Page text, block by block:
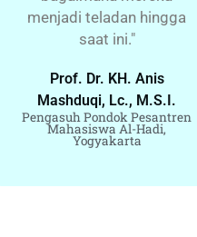
menjadi teladan hingga
saat ini."
Prof. Dr. KH. Anis
Mashduqi, Lc., M.S.I.
Pengasuh Pondok Pesantren
Mahasiswa Al-Hadi,
Yogyakarta